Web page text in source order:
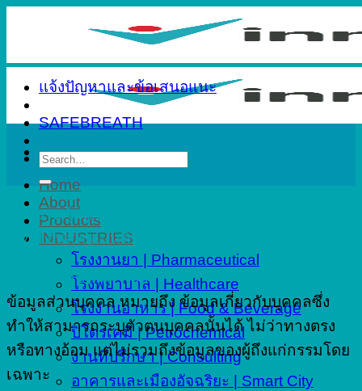
Home
About
Products
INDUSTRIES
โรงงานยา | Pharmaceutical
โรงพยาบาล | Healthcare
โรงงานอาหาร | Food & Beverage
ปิโตรเคมี | Petrochemical
งานที่ปรึกษา | Consulting
อาคารและเมืองอัจฉริยะ | Smart City
แจ้งปัญหาและข้อเสนอแนะ
SAFEBREATH
Search
นโยบายคุ้มครองข้อมูลส่วนบุคคล ของ บริษัท อินโน
เวทีฟ อินสทรูเมนต์ จำกัด
ข้อมูลส่วนบุคคล คืออะไร?
ข้อมูลส่วนบุคคล หมายถึง ข้อมูลเกี่ยวกับบุคคลซึ่ง
ทำให้สามารถระบุตัวตนบุคคลนั้นได้ ไม่ว่าทางตรง
หรือทางอ้อม แต่ไม่รวมถึงข้อมูลของผู้ถึงแก่กรรมโดย
เฉพาะ